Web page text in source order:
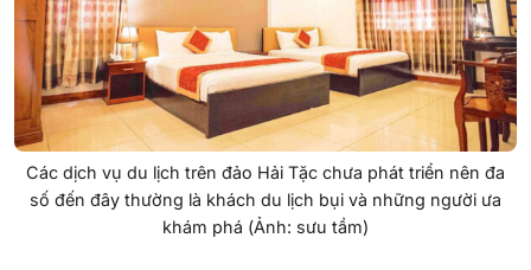
Các dịch vụ du lịch trên đảo Hải Tặc chưa phát triển nên đa
số đến đây thường là khách du lịch bụi và những người ưa
khám phá (Ảnh: sưu tầm)